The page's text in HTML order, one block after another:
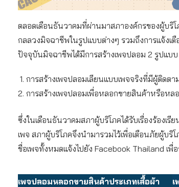
ตลอดเดือนธันวาคมที่ผ่านมาสภาองค์กรของผู้บริโ
กลลวงมิจฉาชีพในรูปแบบต่างๆ รวมถึงการแจ้งเ
ปัจจุบันมิจฉาชีพได้มีการสร้างเพจปลอม 2 รูปแบ
การสร้างเพจปลอมเลียนแบบเพจจริงที่มีผู้ติดต
การสร้างเพจปลอมเพื่อหลอกขายสินค้าหรือหล
ซึ่งในเดือนธันวาคมสภาผู้บริโภคได้รับเรื่องร้องเ
เพจ สภาผู้บริโภคจึงนำมารวมไว้เพื่อเตือนภัยผู้บริ
ชื่อเพจทั้งหมดแจ้งไปยัง Facebook Thailand เพื่
เพจปลอมหลอกขายสินค้าประเภทเสื้อผ้า